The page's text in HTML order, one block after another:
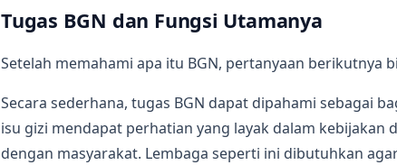
Tugas BGN dan Fungsi Utamanya
Setelah memahami apa itu BGN, pertanyaan berikutnya
Secara sederhana, tugas BGN dapat dipahami sebagai
isu gizi mendapat perhatian yang layak dalam kebijakan
dengan masyarakat. Lembaga seperti ini dibutuhkan